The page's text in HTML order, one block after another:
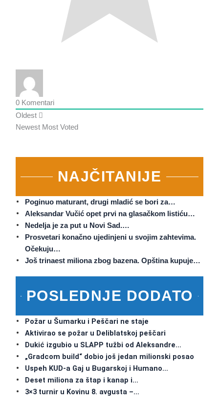
0 Komentari
Oldest
Newest Most Voted
NAJČITANIJE
Poginuo maturant, drugi mladić se bori za…
Aleksandar Vučić opet prvi na glasačkom listiću…
Nedelja je za put u Novi Sad.…
Prosvetari konačno ujedinjeni u svojim zahtevima.
Očekuju…
Još trinaest miliona zbog bazena. Opština kupuje…
POSLEDNJE DODATO
Požar u Šumarku i Peščari ne staje
Aktivirao se požar u Deliblatskoj peščari
Dukić izgubio u SLAPP tužbi od Aleksandre…
„Gradcom build“ dobio još jedan milionski posao
Uspeh KUD-a Gaj u Bugarskoj i Humano…
Deset miliona za štap i kanap i…
3×3 turnir u Kovinu 8. avgusta –…